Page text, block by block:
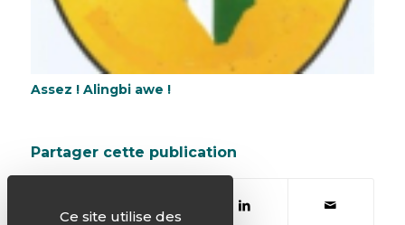
Assez ! Alingbi awe !
Partager cette publication
Ce site utilise des